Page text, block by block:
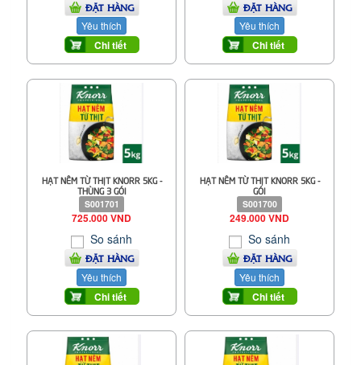
ĐẶT HÀNG
Yêu thích
Chi tiết
ĐẶT HÀNG
Yêu thích
Chi tiết
HẠT NÊM TỪ THỊT KNORR 5KG -
THÙNG 3 GÓI
S001701
725.000 VND
So sánh
ĐẶT HÀNG
Yêu thích
Chi tiết
HẠT NÊM TỪ THỊT KNORR 5KG -
GÓI
S001700
249.000 VND
So sánh
ĐẶT HÀNG
Yêu thích
Chi tiết